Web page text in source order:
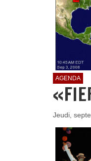
AGENDA
Jeudi,